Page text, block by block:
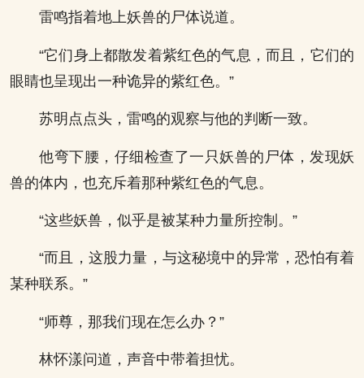
雷鸣指着地上妖兽的尸体说道。
“它们身上都散发着紫红色的气息，而且，它们的
眼睛也呈现出一种诡异的紫红色。”
苏明点点头，雷鸣的观察与他的判断一致。
他弯下腰，仔细检查了一只妖兽的尸体，发现妖
兽的体内，也充斥着那种紫红色的气息。
“这些妖兽，似乎是被某种力量所控制。”
“而且，这股力量，与这秘境中的异常，恐怕有着
某种联系。”
“师尊，那我们现在怎么办？”
林怀漾问道，声音中带着担忧。